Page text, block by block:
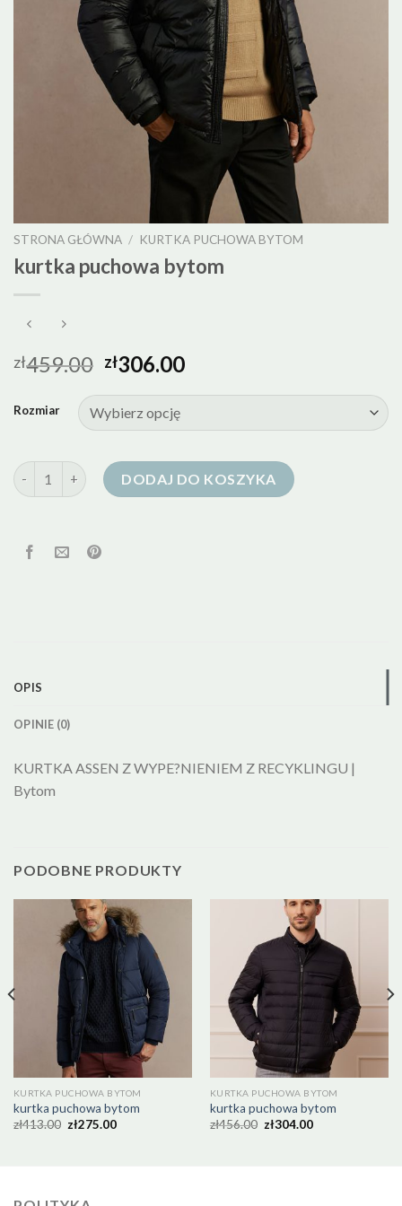
STRONA GŁÓWNA / KURTKA PUCHOWA BYTOM
kurtka puchowa bytom
zł459.00 zł306.00
Rozmiar
ilość kurtka puchowa bytomDODAJ DO KOSZYKA
OPIS
OPINIE (0)
KURTKA ASSEN Z WYPE?NIENIEM Z RECYKLINGU |
Bytom
PODOBNE PRODUKTY
KURTKA PUCHOWA BYTOM
kurtka puchowa bytom
zł413.00 zł275.00
KURTKA PUCHOWA BYTOM
kurtka puchowa bytom
zł456.00 zł304.00